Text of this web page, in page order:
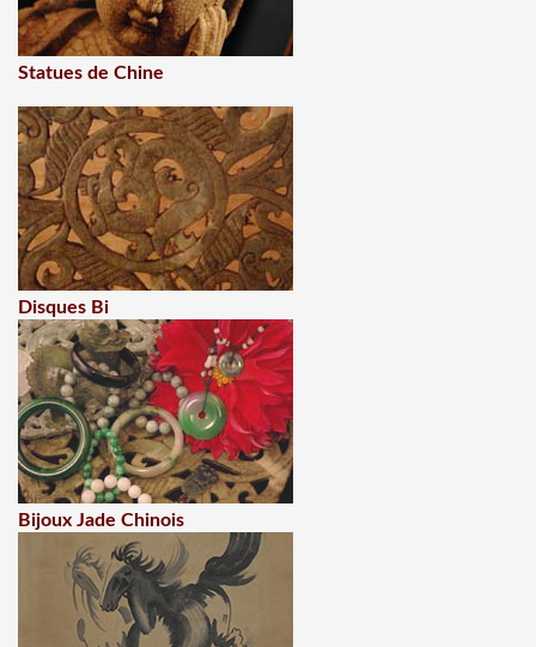
Statues de Chine
Disques Bi
Bijoux Jade Chinois